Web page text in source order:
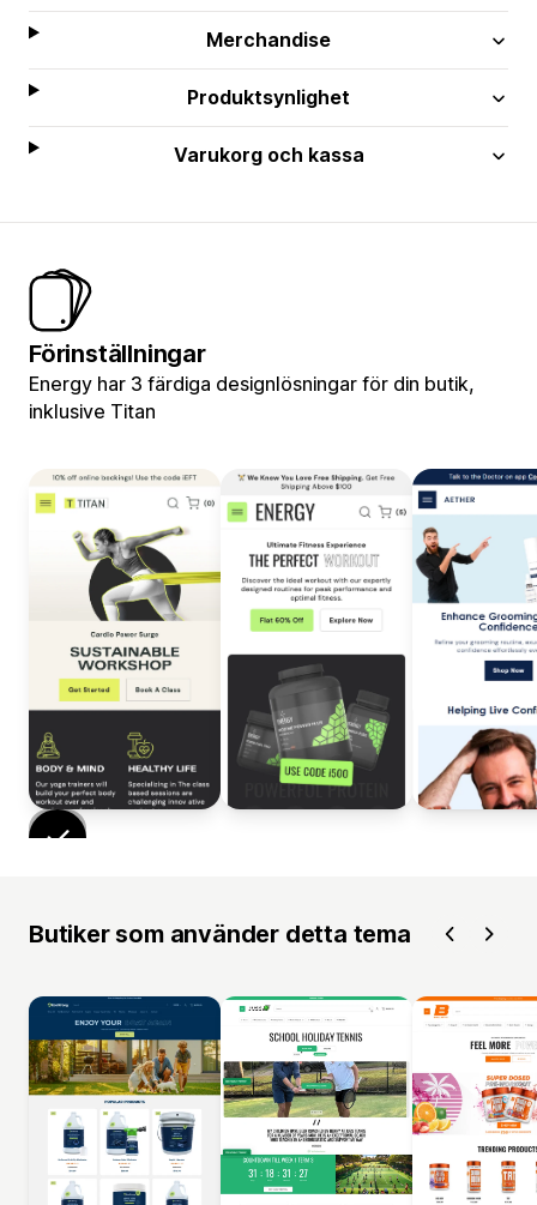
Merchandise
Produktsynlighet
Varukorg och kassa
Förinställningar
Energy har 3 färdiga designlösningar för din butik,
inklusive Titan
Butiker som använder detta tema